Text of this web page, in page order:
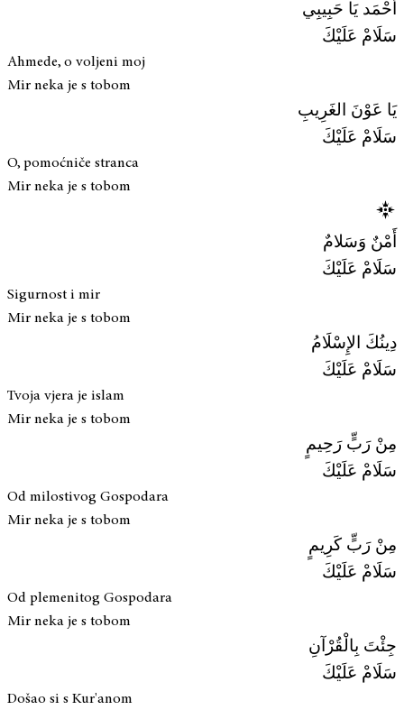
أَحْمَد يَا حَبِيبِي
سَلَامْ عَلَيْكَ
Ahmede, o voljeni moj
Mir neka je s tobom
يَا عَوْنَ الغَرِيبِ
سَلَامْ عَلَيْكَ
O, pomoćniče stranca
Mir neka je s tobom
أَمْنٌ وَسَلامٌ
سَلَامْ عَلَيْكَ
Sigurnost i mir
Mir neka je s tobom
دِينُكَ الإِسْلَامُ
سَلَامْ عَلَيْكَ
Tvoja vjera je islam
Mir neka je s tobom
مِنْ رَبٍّ رَحِيمٍ
سَلَامْ عَلَيْكَ
Od milostivog Gospodara
Mir neka je s tobom
مِنْ رَبٍّ كَرِيمٍ
سَلَامْ عَلَيْكَ
Od plemenitog Gospodara
Mir neka je s tobom
جِئْتَ بِالْقُرْآنِ
سَلَامْ عَلَيْكَ
Došao si s Kur'anom